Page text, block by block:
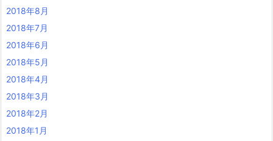
2018年8月
2018年7月
2018年6月
2018年5月
2018年4月
2018年3月
2018年2月
2018年1月